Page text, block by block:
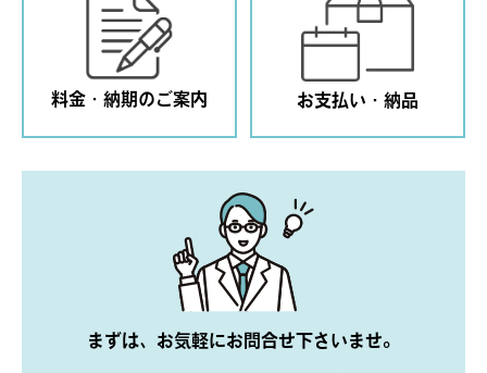
料金・納期のご案内 お支払い・納品
まずは、お気軽にお問合せ下さいませ。